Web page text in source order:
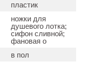
пластик
ножки для
душевого лотка;
сифон сливной;
фановая о
в пол